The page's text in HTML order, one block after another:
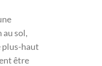
sol,
plus-haut
être